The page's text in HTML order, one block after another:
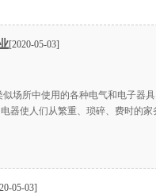
[2020-05-03]
场所中使用的各种电气和电子器
器使人们从繁重、琐碎、费时的家
05-03]